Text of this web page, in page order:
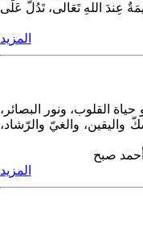
عِندَ اللهِ تَعَالى، تَدُلُّ عَلَى
المزيد
القلوب، ونور البصائر،
واليقين، والغيّ والرّشاد،
صبح
المزيد